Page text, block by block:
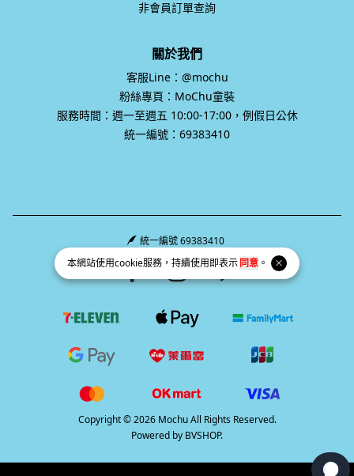
本網站使用cookie服務，持續使用即表示同意 。
非會員訂單查詢
關於我們
客服Line：@mochu
粉絲專頁：MoChu童裝
服務時間：週一至週五 10:00-17:00，例假日公休
統一編號：69383410
統一編號 69383410
Facebook pageInstagram page
Line page
Copyright © 2026 Mochu All Rights Reserved.
Powered by BVSHOP.